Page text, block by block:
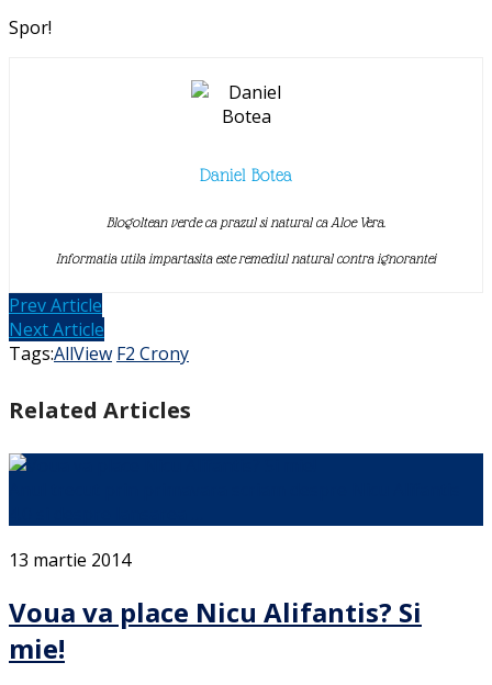
Spor!
Daniel Botea
Blogoltean verde ca prazul si natural ca Aloe Vera.
Informatia utila impartasita este remediul natural contra ignorantei
Prev Article
Next Article
Tags:AllView F2 Crony
Related Articles
13 martie 2014
Voua va place Nicu Alifantis? Si
mie!